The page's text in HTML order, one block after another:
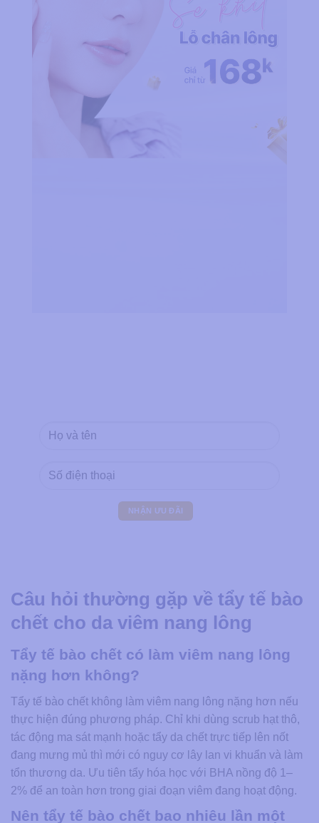
Câu hỏi thường gặp về tẩy tế bào
chết cho da viêm nang lông
Tẩy tế bào chết có làm viêm nang lông
nặng hơn không?
Tẩy tế bào chết không làm viêm nang lông nặng hơn nếu
thực hiện đúng phương pháp. Chỉ khi dùng scrub hạt thô,
tác động ma sát mạnh hoặc tẩy da chết trực tiếp lên nốt
đang mưng mủ thì mới có nguy cơ lây lan vi khuẩn và làm
tổn thương da. Ưu tiên tẩy hóa học với BHA nồng độ 1–
2% để an toàn hơn trong giai đoạn viêm đang hoạt động.
Nên tẩy tế bào chết bao nhiêu lần một